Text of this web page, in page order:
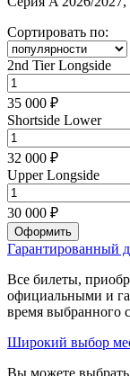
Сортировать по:
2nd Tier Longside
35 000 ₽
Shortside Lower
32 000 ₽
Upper Longside
30 000 ₽
Оформить
Гарантированный
Все билеты,
официальными и
время выбранного
Широкий выбор
Вы можете выбрать